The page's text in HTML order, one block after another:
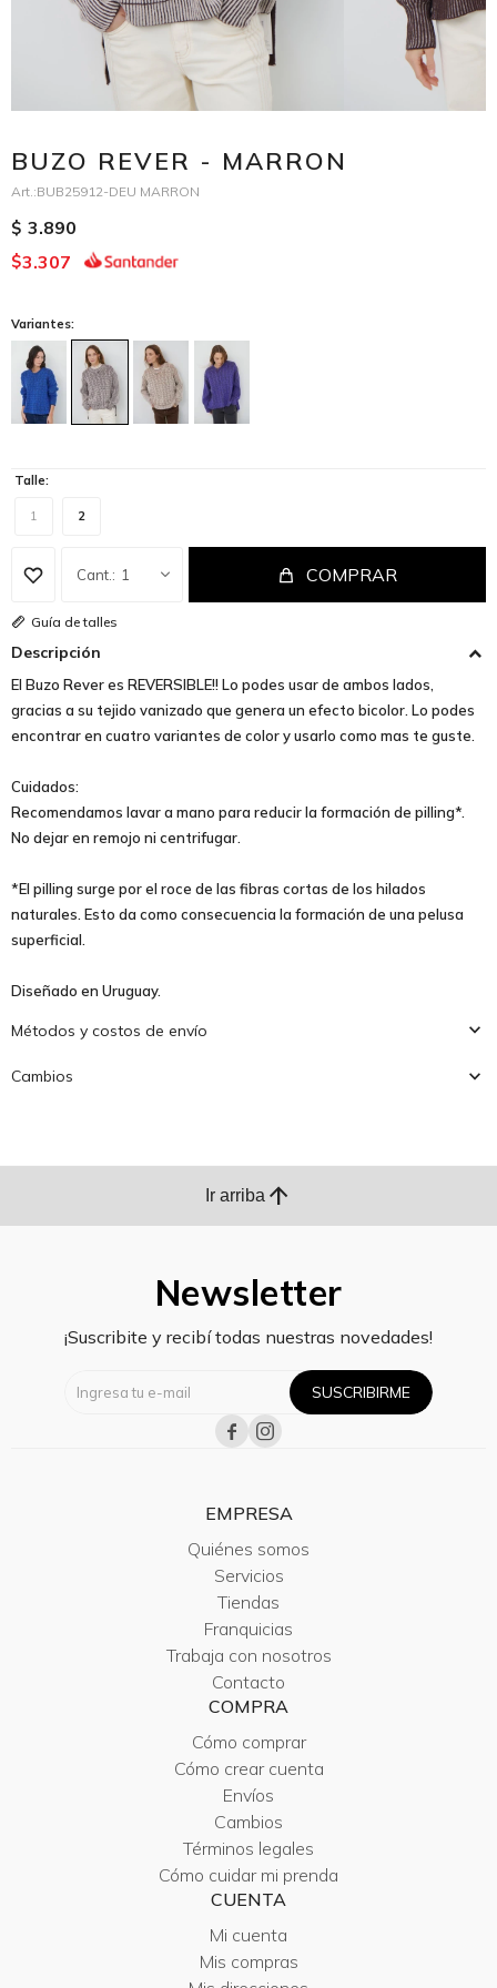
BUZO REVER - MARRON
BUB25912-DEU MARRON
$ 3.890
$3.307
Variantes:
Talle:
1 2
1 COMPRAR
Guía de talles
Descripción
El Buzo Rever es REVERSIBLE!! Lo podes usar de ambos lados,
gracias a su tejido vanizado que genera un efecto bicolor. Lo podes
encontrar en cuatro variantes de color y usarlo como mas te guste.
Cuidados:
Recomendamos lavar a mano para reducir la formación de pilling*.
No dejar en remojo ni centrifugar.
*El pilling surge por el roce de las fibras cortas de los hilados
naturales. Esto da como consecuencia la formación de una pelusa
superficial.
Diseñado en Uruguay.
Métodos y costos de envío
Cambios
Ir arriba arrow_upward
Newsletter
¡Suscribite y recibí todas nuestras novedades!
SUSCRIBIRME
 
EMPRESA
Quiénes somos
Servicios
Tiendas
Franquicias
Trabaja con nosotros
Contacto
COMPRA
Cómo comprar
Cómo crear cuenta
Envíos
Cambios
Términos legales
Cómo cuidar mi prenda
CUENTA
Mi cuenta
Mis compras